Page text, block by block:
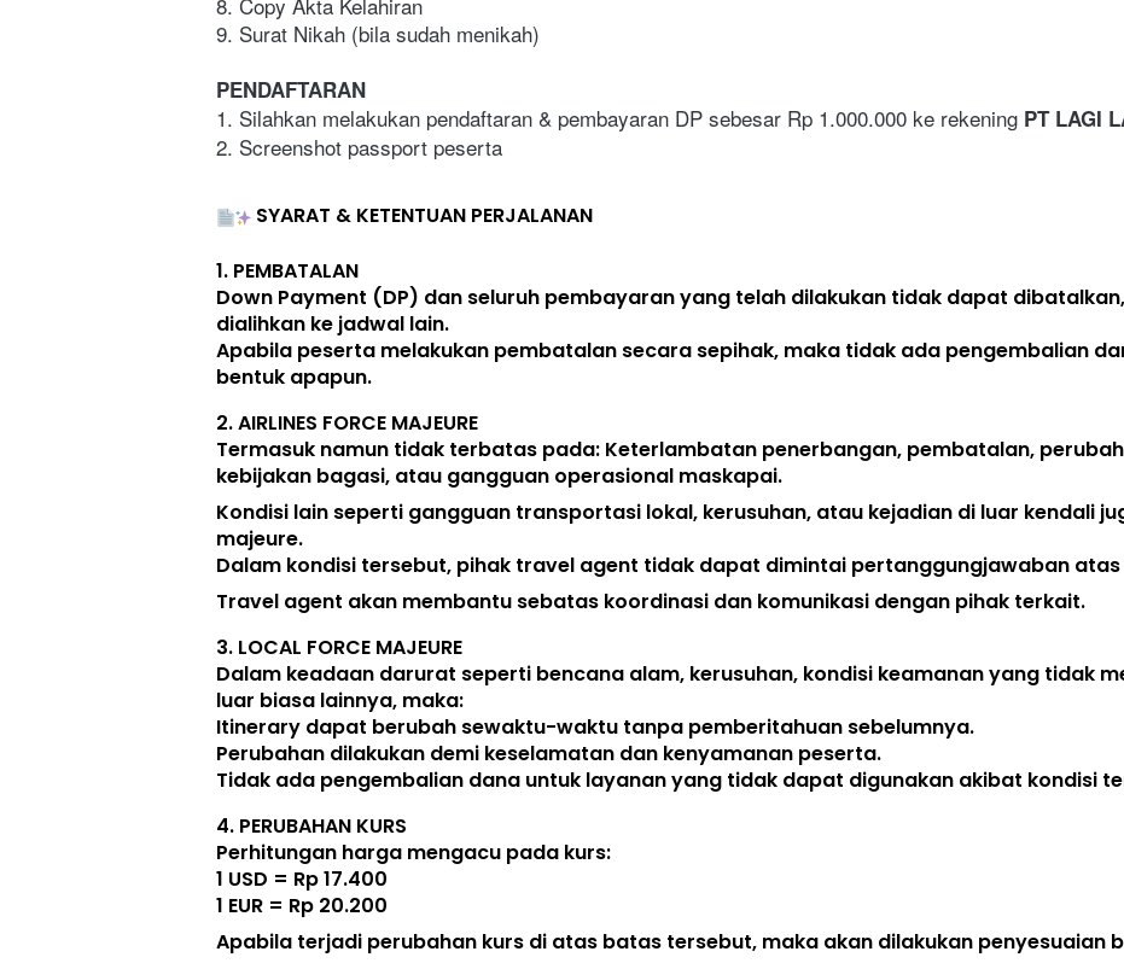
9. Surat Nikah (bila sudah menikah)
PENDAFTARAN
1. Silahkan melakukan pendaftaran & pembayaran DP sebesar Rp 1.000.000 ke rekening PT LAGI
2. Screenshot passport peserta
SYARAT & KETENTUAN PERJALANAN
1. PEMBATALAN
Down Payment (DP) dan seluruh pembayaran yang telah dilakukan tidak dapat
dialihkan ke jadwal lain.
Apabila peserta melakukan pembatalan secara sepihak, maka tidak ada pengembalian
bentuk apapun.
2. AIRLINES FORCE MAJEURE
Termasuk namun tidak terbatas pada: Keterlambatan penerbangan, pembatalan,
kebijakan bagasi, atau gangguan operasional maskapai.
Kondisi lain seperti gangguan transportasi lokal, kerusuhan, atau kejadian di luar kendali
majeure.
Dalam kondisi tersebut, pihak travel agent tidak dapat dimintai pertanggungjawaban
Travel agent akan membantu sebatas koordinasi dan komunikasi dengan pihak terkait.
3. LOCAL FORCE MAJEURE
Dalam keadaan darurat seperti bencana alam, kerusuhan, kondisi keamanan yang tidak
luar biasa lainnya, maka:
Itinerary dapat berubah sewaktu-waktu tanpa pemberitahuan sebelumnya.
Perubahan dilakukan demi keselamatan dan kenyamanan peserta.
Tidak ada pengembalian dana untuk layanan yang tidak dapat digunakan akibat kondisi
4. PERUBAHAN KURS
Perhitungan harga mengacu pada kurs:
1 USD = Rp 17.400
1 EUR = Rp 20.200
Apabila terjadi perubahan kurs di atas batas tersebut, maka akan dilakukan penyesuaian